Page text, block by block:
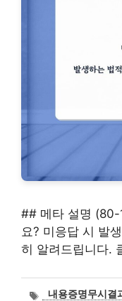
## 메타 설명 (80-
요? 미응답 시 발
히 알려드립니다.
태내용증명무시결